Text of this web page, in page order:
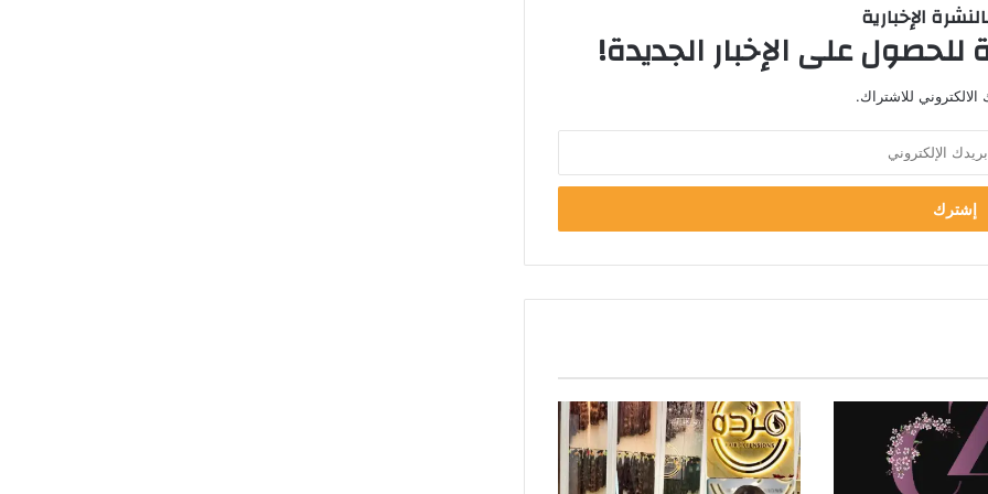
الإخبارية
للحصول على الإخبار الجديدة!
للاشتراك.